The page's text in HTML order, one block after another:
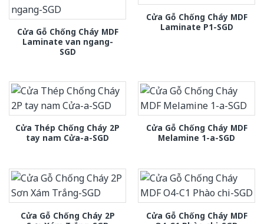
Cửa Gỗ Chống Cháy MDF
Laminate van ngang-
SGD
Cửa Gỗ Chống Cháy MDF
Laminate P1-SGD
Cửa Thép Chống Cháy 2P
tay nam Cửa-a-SGD
Cửa Gỗ Chống Cháy MDF
Melamine 1-a-SGD
Cửa Gỗ Chống Cháy 2P
Cửa Gỗ Chống Cháy MDF